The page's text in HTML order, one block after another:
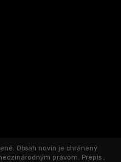
Obsah novín je chránený
právom. Prepis ,